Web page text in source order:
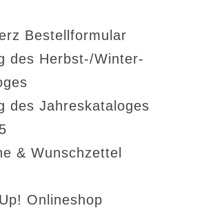
Bestellformular
des Herbst-/Winter-
des Jahreskataloges
& Wunschzettel
Onlineshop